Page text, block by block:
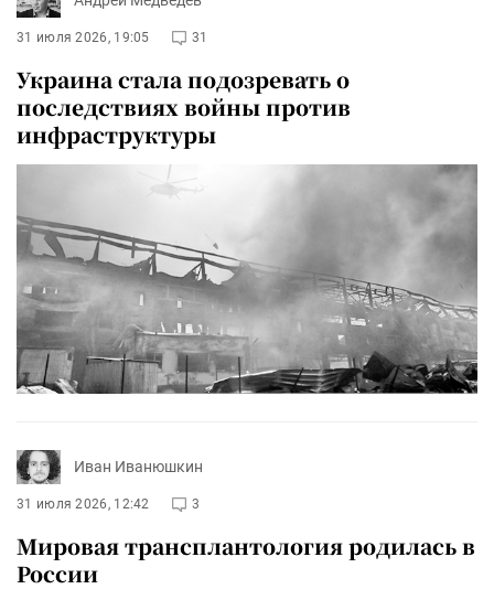
31 июля 2026, 19:05 31
Украина стала подозревать о
последствиях войны против
инфраструктуры
Иван Иванюшкин
31 июля 2026, 12:42 3
Мировая трансплантология родилась в
России